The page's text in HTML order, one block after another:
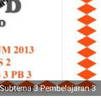
3 Pembelajaran 3